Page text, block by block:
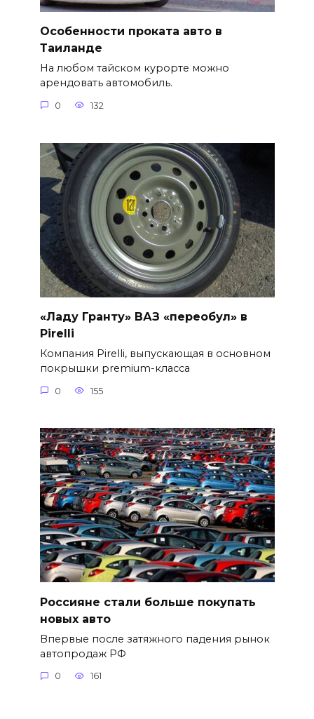
Особенности проката авто в
Таиланде
На любом тайском курорте можно
арендовать автомобиль.
0 132
«Ладу Гранту» ВАЗ «переобул» в
Pirelli
Компания Pirelli, выпускающая в основном
покрышки premium-класса
0 155
Россияне стали больше покупать
новых авто
Впервые после затяжного падения рынок
автопродаж РФ
0 161